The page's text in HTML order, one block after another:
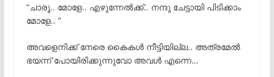
“ചാരൂ.. മോളേ.. എഴുന്നേൽക്ക്.. നന്ദു ചേട്ടായി പിടിക്കാം
മോളേ.. ”
അവളെനിക്ക് നേരെ കൈകൾ നീട്ടിയില്ല.. അത്രമേൽ
ഭയന്ന് പോയിരിക്കുന്നുവോ അവൾ എന്നെ…